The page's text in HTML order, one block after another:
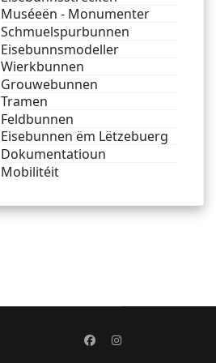
Muséeën - Monumenter
Schmuelspurbunnen
Eisebunnsmodeller
Wierkbunnen
Grouwebunnen
Tramen
Feldbunnen
Eisebunnen ëm Lëtzebuerg
Dokumentatioun
Mobilitéit